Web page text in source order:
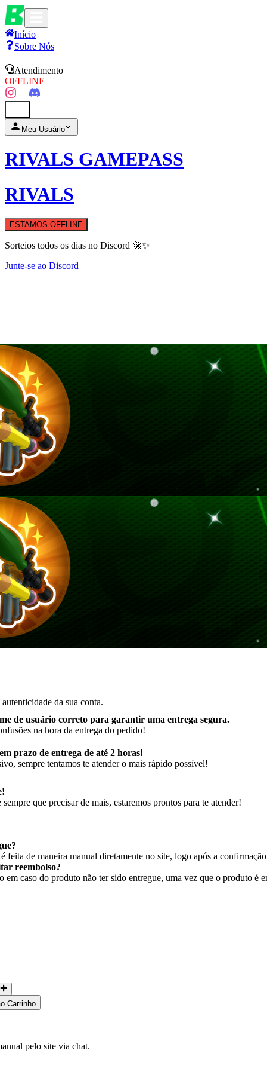
Início
Sobre Nós
Atendimento
OFFLINE
Meu Usuário
RIVALS GAMEPASS
RIVALS
ESTAMOS OFFLINE
Sorteios todos os dias no Discord 🚀✨
Junte-se ao Discord
da sua conta.
de usuário correto para garantir uma entrega segura.
na hora da entrega do pedido!
prazo de entrega de até 2 horas!
sempre tentamos te atender o mais rápido possível!
que precisar de mais, estaremos prontos para te atender!
feita de maneira manual diretamente no site, logo após a
reembolso?
em caso do produto não ter sido entregue, uma vez que o produto é
Carrinho
pelo site via chat.